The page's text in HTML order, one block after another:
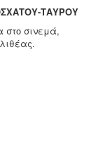
ΤΑΥΡΟΥ
στο σινεμά,